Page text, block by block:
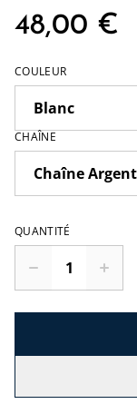
48,00 €
COULEUR
CHAÎNE
QUANTITÉ